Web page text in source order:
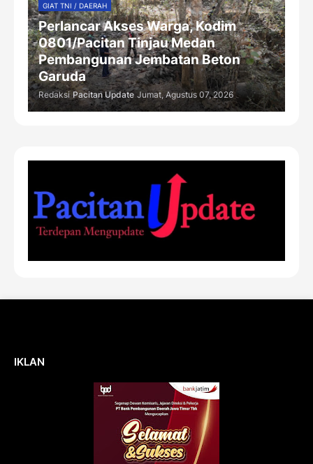
GIAT TNI / DAERAH
Perlancar Akses Warga, Kodim
0801/Pacitan Tinjau Medan
Pembangunan Jembatan Beton
Garuda
Redaksi Pacitan Update Jumat, Agustus 07, 2026
IKLAN